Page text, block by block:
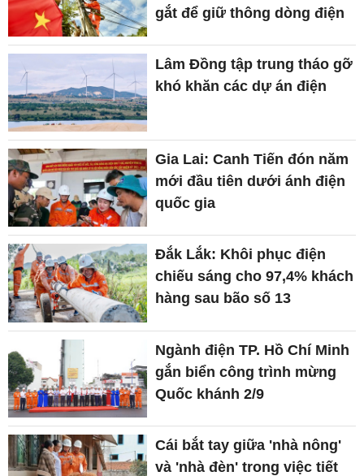
gắt để giữ thông dòng điện
Lâm Đồng tập trung tháo gỡ
khó khăn các dự án điện
Gia Lai: Canh Tiến đón năm
mới đầu tiên dưới ánh điện
quốc gia
Đắk Lắk: Khôi phục điện
chiếu sáng cho 97,4% khách
hàng sau bão số 13
Ngành điện TP. Hồ Chí Minh
gắn biển công trình mừng
Quốc khánh 2/9
Cái bắt tay giữa 'nhà nông'
và 'nhà đèn' trong việc tiết